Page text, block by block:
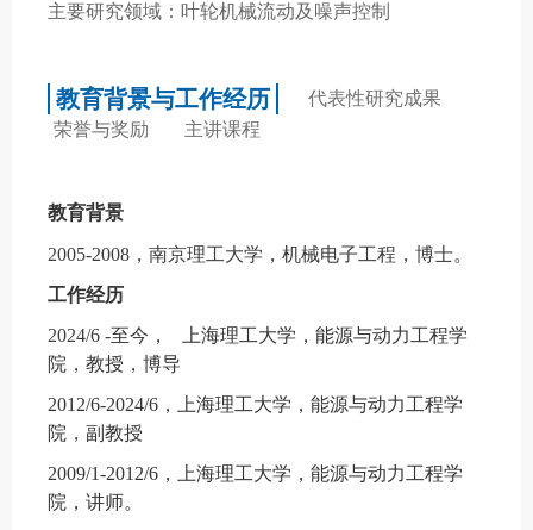
主要研究领域：叶轮机械流动及噪声控制
教育背景与工作经历
代表性研究成果
荣誉与奖励
主讲课程
教育背景
2005-2008 ，南京理工大学，机械电子工程，博士。
工作经历
2024/6 -至今，
上海理工大学，能源与动力工程学
院，教授，博导
2012/6-2024/6 ，上海理工大学，能源与动力工程学
院，副教授
2009/1-2012/6 ，上海理工大学，能源与动力工程学
院，讲师。